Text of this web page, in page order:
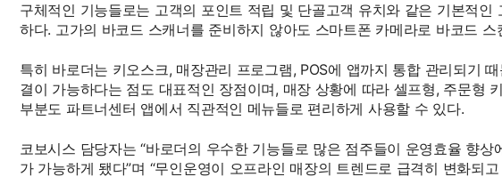
구체적인 기능들로는 고객의 포인트 적립 및 단골고객 유치와 같은 기본적
하다. 고가의 바코드 스캐너를 준비하지 않아도 스마트폰 카메라로 바코드
특히 바로더는 키오스크, 매장관리 프로그램, POS에 앱까지 통합 관리되기
결이 가능하다는 점도 대표적인 장점이며, 매장 상황에 따라 셀프형, 주문형
부분도 파트너센터 앱에서 직관적인 메뉴들로 편리하게 사용할 수 있다.
코보시스 담당자는 “바로더의 우수한 기능들로 많은 점주들이 운영효율 향
가 가능하게 됐다”며 “무인운영이 오프라인 매장의 트렌드로 급격히 변화되